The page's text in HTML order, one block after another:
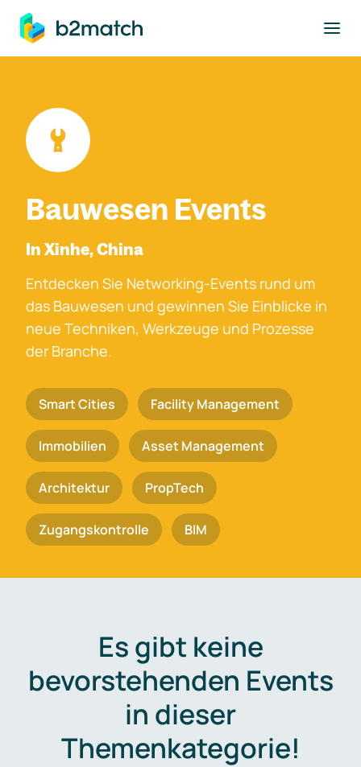
springen
Bauwesen Events
In Xinhe, China
Entdecken Sie Networking-Events rund um
das Bauwesen und gewinnen Sie Einblicke in
neue Techniken, Werkzeuge und Prozesse
der Branche.
Smart Cities Facility Management
Immobilien Asset Management
Architektur PropTech
Zugangskontrolle BIM
Es gibt keine
bevorstehenden Events
in dieser
Themenkategorie!